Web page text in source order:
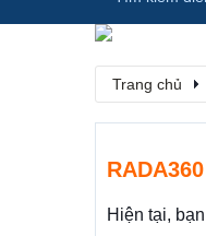
Trang chủ
Hiện tại,